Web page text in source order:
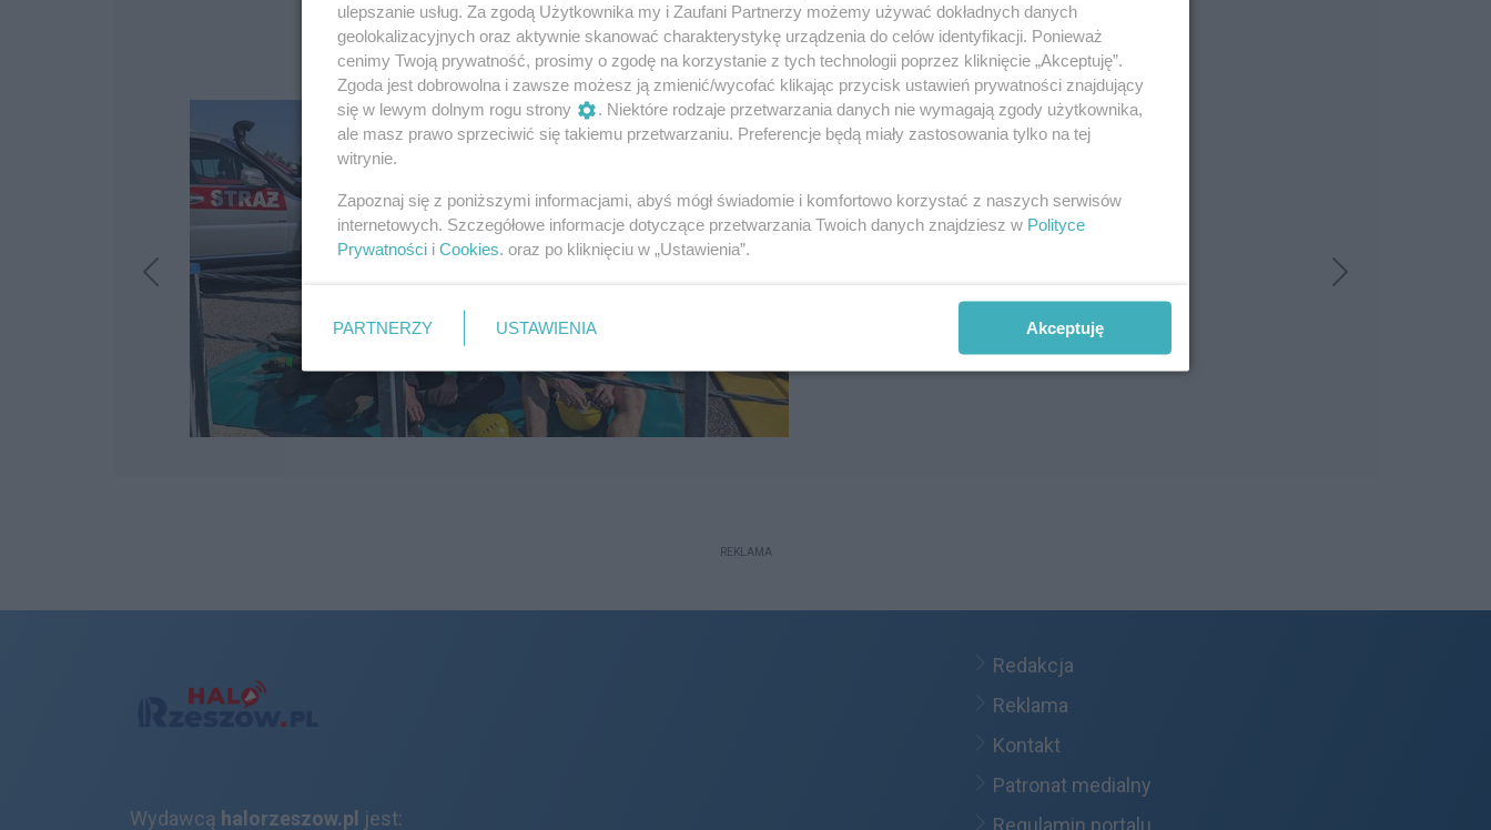
2 / 170
REKLAMA
Wydawcą halorzeszow.pl jest:
Redakcja
Reklama
Kontakt
Patronat medialny
Regulamin portalu
ulepszanie usług. Za zgodą Użytkownika my i Zaufani Partnerzy możemy używać dokładnych danych
geolokalizacyjnych oraz aktywnie skanować charakterystykę urządzenia do celów identyfikacji. Ponieważ
cenimy Twoją prywatność, prosimy o zgodę na korzystanie z tych technologii poprzez kliknięcie „Akceptuję”.
Zgoda jest dobrowolna i zawsze możesz ją zmienić/wycofać klikając przycisk ustawień prywatności znajdujący
się w lewym dolnym rogu strony
. Niektóre rodzaje przetwarzania danych nie wymagają zgody użytkownika,
ale masz prawo sprzeciwić się takiemu przetwarzaniu. Preferencje będą miały zastosowania tylko na tej
witrynie.
Zapoznaj się z poniższymi informacjami, abyś mógł świadomie i komfortowo korzystać z naszych serwisów
internetowych. Szczegółowe informacje dotyczące przetwarzania Twoich danych znajdziesz w Polityce
Prywatności i Cookies. oraz po kliknięciu w „Ustawienia”.
PARTNERZY USTAWIENIA Akceptuję